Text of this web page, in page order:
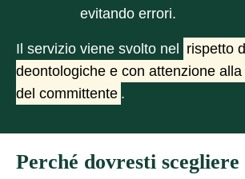
evitando errori.
Il servizio viene svolto nel
rispetto
deontologiche e con attenzione
del committente .
Perché dovresti scegliere